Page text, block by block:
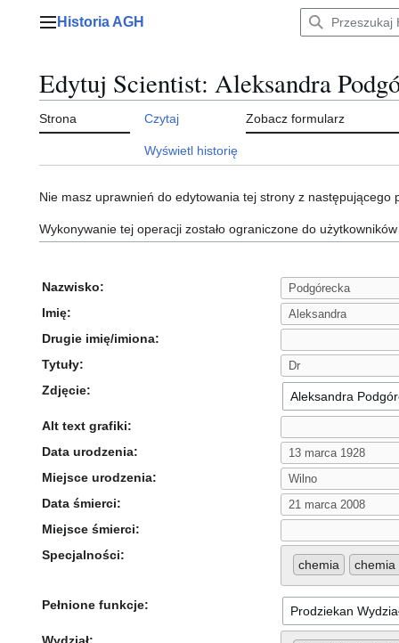
Menu główne
Historia AGH
Edytuj Scientist: Aleksandra
Strona Czytaj Zobacz formularz
Wyświetl historię
Nie masz uprawnień do edytowania tej strony z następującego
Wykonywanie tej operacji zostało ograniczone do
Nazwisko:
Imię:
Drugie imię/imiona:
Tytuły:
Zdjęcie:
Alt text grafiki:
Data urodzenia:
Miejsce urodzenia:
Data śmierci:
Miejsce śmierci:
Specjalności:
chemia chemia
Pełnione funkcje: